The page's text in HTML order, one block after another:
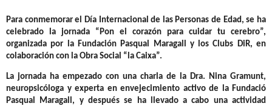
Para conmemorar el Día Internacional de las Personas de Edad, se ha
celebrado la jornada “Pon el corazón para cuidar tu cerebro”,
organizada por la Fundación Pasqual Maragall y los Clubs DiR, en
colaboración con la Obra Social “la Caixa”.
La jornada ha empezado con una charla de la Dra. Nina Gramunt,
neuropsicóloga y experta en envejecimiento activo de la Fundació
Pasqual Maragall, y después se ha llevado a cabo una actividad